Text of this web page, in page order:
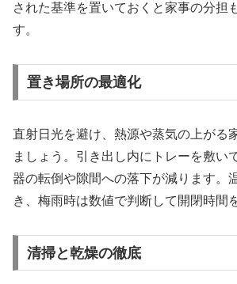
された基準を置いておくと家事の分担
す。
置き場所の最適化
直射日光を避け、熱源や蒸気の上がる
ましょう。引き出し内にトレーを敷い
器の転倒や隙間への落下が減ります。
き、梅雨時は数値で判断して開閉時間
清掃と乾燥の徹底